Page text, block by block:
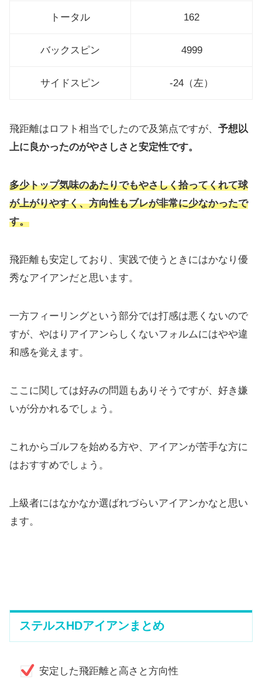
トータル 162
バックスピン 4999
サイドスピン -24（左）
飛距離はロフト相当でしたので及第点ですが、 予想以
上に良かったのがやさしさと安定性です。
多少トップ気味のあたりでもやさしく拾ってくれて球
が上がりやすく、方向性もブレが非常に少なかったで
す。
飛距離も安定しており、 実践で使うときにはかなり優
秀なアイアンだと思います。
一方フィーリングという部分では打感は悪くないので
すが、 やはりアイアンらしくないフォルムにはやや違
和感を覚えます。
ここに関しては好みの問題もありそうですが、 好き嫌
いが分かれるでしょう。
これからゴルフを始める方や、 アイアンが苦手な方に
はおすすめでしょう。
上級者にはなかなか選ばれづらいアイアンかなと思い
ます。
ステルスHDアイアンまとめ
安定した飛距離と高さと方向性